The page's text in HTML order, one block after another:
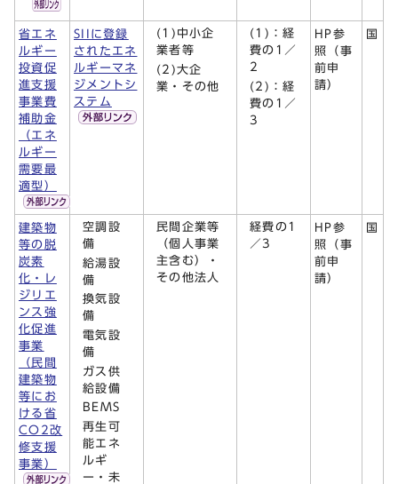
省エネ
ルギー
投資促
進支援
事業費
補助金
（エネ
ルギー
需要最
適型）
SIIに登録
されたエネ
ルギーマネ
ジメントシ
ステム
(1)中小企
業者等
(2)大企
業・その他
(1)：経
費の1／
2
(2)：経
費の1／
3
HP参
照（事
前申
請）
国
建築物
等の脱
炭素
化・レ
ジリエ
ンス強
化促進
事業
（民間
建築物
等にお
ける省
CO2改
修支援
事業）
空調設
備
給湯設
備
換気設
備
電気設
備
ガス供
給設備
BEMS
再生可
能エネ
ルギ
ー・未
民間企業等
（個人事業
主含む）・
その他法人
経費の1
／3
HP参
照（事
前申
請）
国